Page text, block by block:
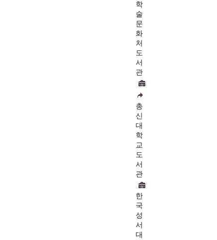
학
술
문
화
처
도
서
관
총
신
대
학
교
도
서
관
한
국
성
서
대